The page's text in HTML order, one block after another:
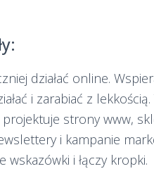
działać online.
i zarabiać z
projektuje strony www,
i kampanie
wskazówki i łączy kropki.